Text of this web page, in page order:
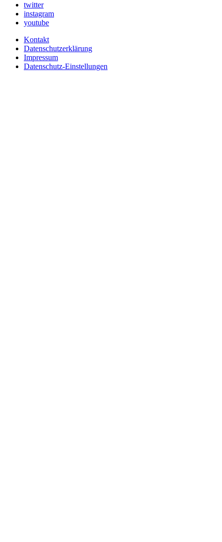
twitter
instagram
youtube
Kontakt
Datenschutzerklärung
Impressum
Datenschutz-Einstellungen